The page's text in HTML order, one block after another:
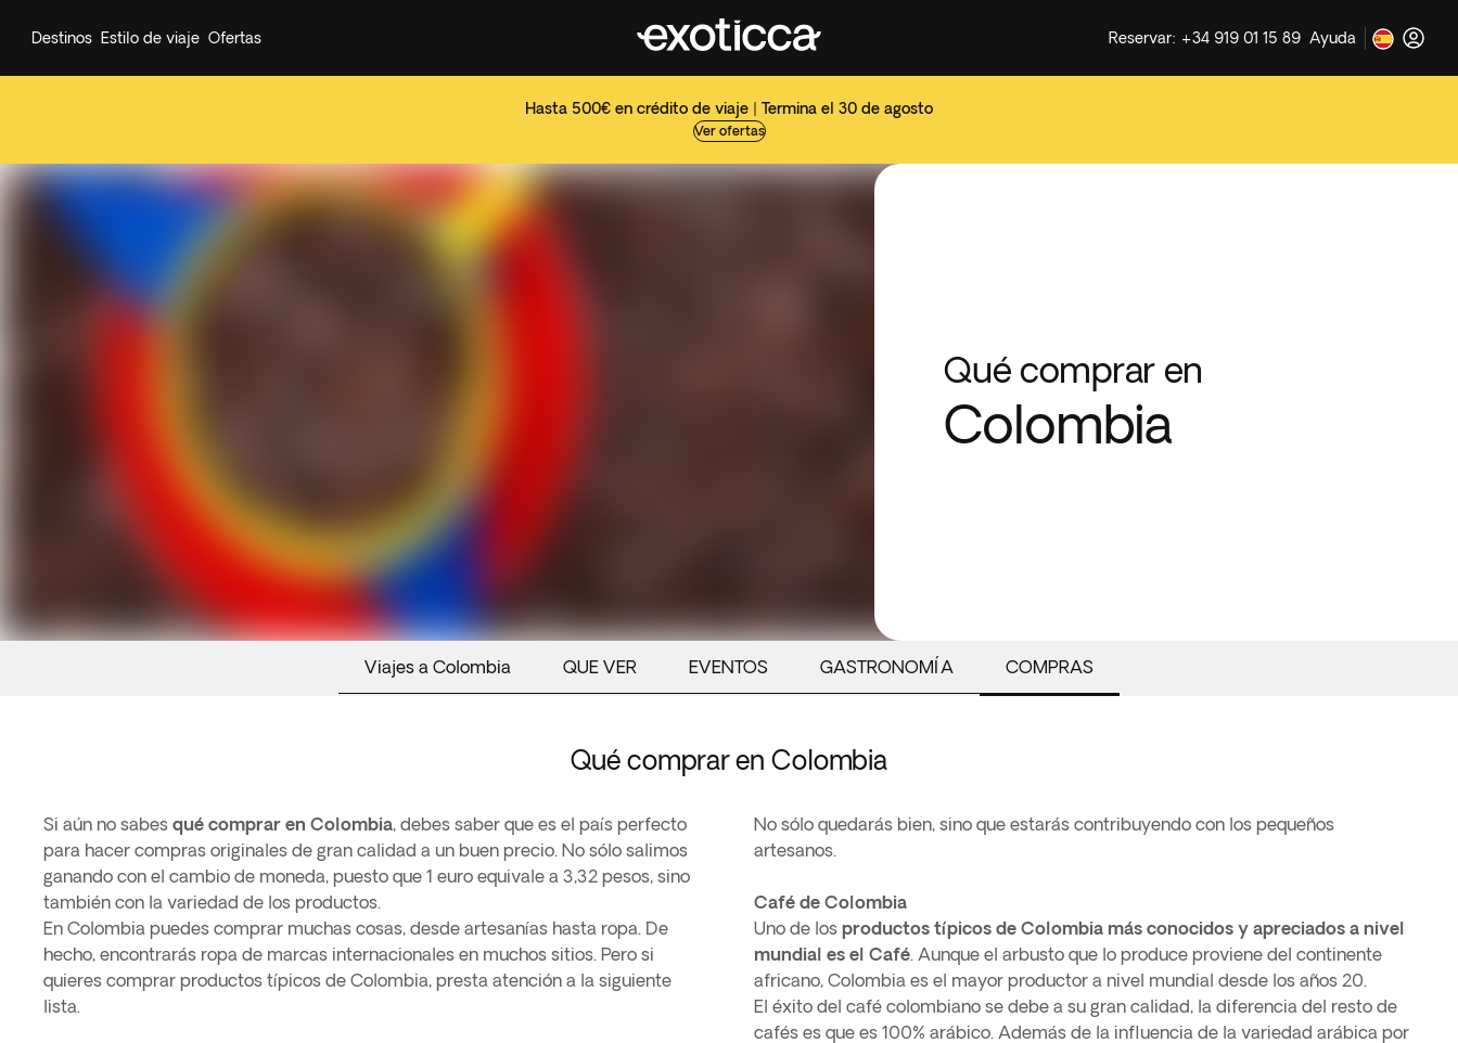
Hasta 500€ en crédito de viaje | Termina el 30 de agosto
Ver ofertas
Destinos Estilo de viaje Ofertas Reservar: +34 919 01 15 89 Ayuda
Qué comprar en
Colombia
Viajes a Colombia QUE VER EVENTOS GASTRONOMÍA COMPRAS
Qué comprar en Colombia
Si aún no sabes qué comprar en Colombia, debes saber que es el país perfecto
para hacer compras originales de gran calidad a un buen precio. No sólo salimos
ganando con el cambio de moneda, puesto que 1 euro equivale a 3,32 pesos, sino
también con la variedad de los productos.
En Colombia puedes comprar muchas cosas, desde artesanías hasta ropa. De
hecho, encontrarás ropa de marcas internacionales en muchos sitios. Pero si
quieres comprar productos típicos de Colombia, presta atención a la siguiente
lista.
No sólo quedarás bien, sino que estarás contribuyendo con los pequeños
artesanos.
Café de Colombia
Uno de los productos típicos de Colombia más conocidos y apreciados a nivel
mundial es el Café. Aunque el arbusto que lo produce proviene del continente
africano, Colombia es el mayor productor a nivel mundial desde los años 20.
El éxito del café colombiano se debe a su gran calidad, la diferencia del resto de
cafés es que es 100% arábico. Además de la influencia de la variedad arábica por